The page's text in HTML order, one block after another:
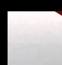
Norris
Crotekk